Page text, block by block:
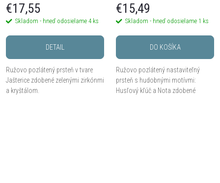
€17,55
Skladom - hneď odosielame 4 ks
DETAIL
Ružovo pozlátený prsteň v tvare
Jašterice zdobené zelenými zirkónmi
a kryštálom.
€15,49
Skladom - hneď odosielame 1 ks
DO KOŠÍKA
Ružovo pozlátený nastaviteľný
prsteň s hudobnými motívmi:
Husľový kľúč a Nota zdobené